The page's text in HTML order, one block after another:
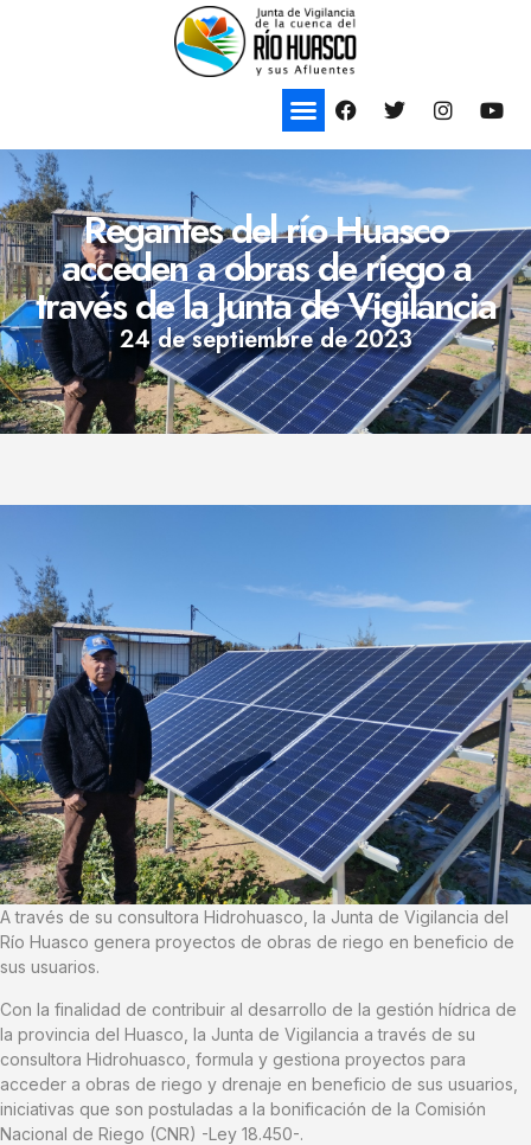
Regantes del río Huasco
acceden a obras de riego a
través de la Junta de Vigilancia
24 de septiembre de 2023
A través de su consultora Hidrohuasco, la Junta de Vigilancia del
Río Huasco genera proyectos de obras de riego en beneficio de
sus usuarios.
Con la finalidad de contribuir al desarrollo de la gestión hídrica de
la provincia del Huasco, la Junta de Vigilancia a través de su
consultora Hidrohuasco, formula y gestiona proyectos para
acceder a obras de riego y drenaje en beneficio de sus usuarios,
iniciativas que son postuladas a la bonificación de la Comisión
Nacional de Riego (CNR) -Ley 18.450-.